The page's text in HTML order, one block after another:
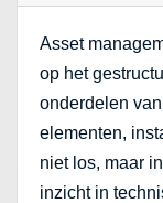
Asset
op het
onderdelen
elementen,
niet los, maar
inzicht in